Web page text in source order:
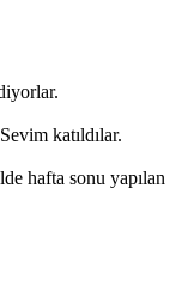
katıldılar.
hafta sonu yapılan